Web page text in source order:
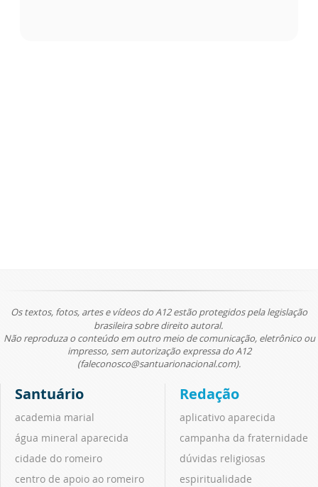
Os textos, fotos, artes e vídeos do A12 estão protegidos pela legislação
brasileira sobre direito autoral.
Não reproduza o conteúdo em outro meio de comunicação, eletrônico ou
impresso, sem autorização expressa do A12
(faleconosco@santuarionacional.com).
Santuário
academia marial
água mineral aparecida
cidade do romeiro
centro de apoio ao romeiro
Redação
aplicativo aparecida
campanha da fraternidade
dúvidas religiosas
espiritualidade